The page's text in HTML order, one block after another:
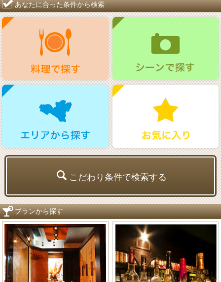
あなたに合った条件から検索
こだわり条件で検索する
プランから探す